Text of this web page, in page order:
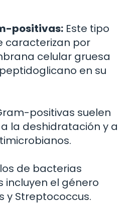
positivas: Este tipo
caracterizan por
celular gruesa
en su
positivas suelen
la deshidratación y a
de bacterias
incluyen el género
y Streptococcus.